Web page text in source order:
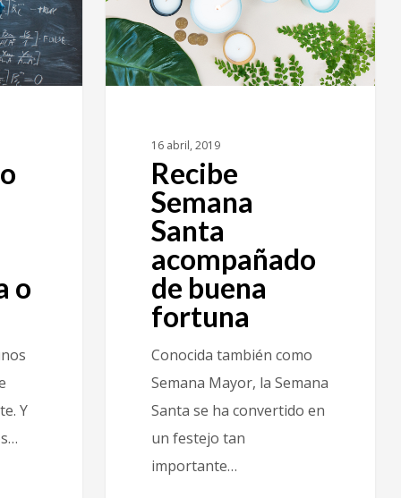
o
Y
16 abril, 2019
Recibe
Semana
Santa
acompañado
de buena
fortuna
Conocida también como
Semana Mayor, la Semana
Santa se ha convertido en
un festejo tan
importante…